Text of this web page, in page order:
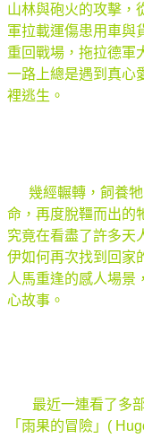
山林與砲火的攻擊，
軍拉載運傷患用車與
重回戰場，拖拉德軍
一路上總是遇到真心
裡逃生。
幾經輾轉，飼養牠
命，再度脫韁而出的
究竟在看盡了許多天
伊如何再次找到回家
人馬重逢的感人場景
心故事。
最近一連看了多部
「雨果的冒險」(